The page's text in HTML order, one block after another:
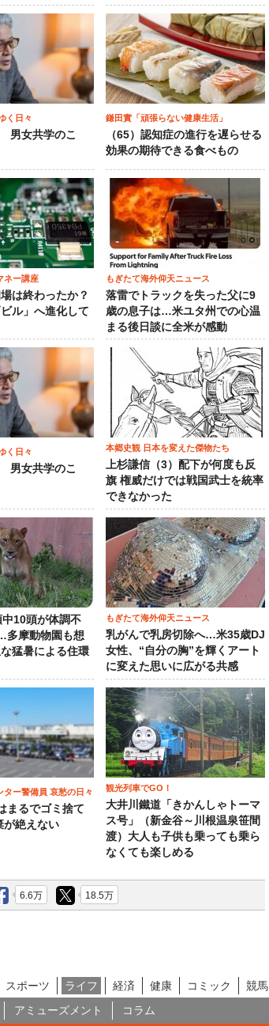
く日々
男女共学のこ
鎌田實「頑張らない健康生活」
（65）認知症の進行を遅らせる
効果の期待できる食べもの
ネー講座
は終わったか？
ル」へ進化して
もぎたて海外仰天ニュース
落雷でトラックを失った父に9
歳の息子は…米ユタ州での心温
まる後日談に全米が感動
く日々
男女共学のこ
本郷史観 日本を変えた傑物たち
上杉謙信（3）配下が何度も反
旗 権威だけでは戦国武士を統率
できなかった
10頭が体調不
多摩動物園も想
猛暑による住環
もぎたて海外仰天ニュース
乳がんで乳房切除へ…米35歳DJ
女性、“自分の胸”を輝くアート
に変えた思いに広がる共感
ター警備員 哀愁の日々
まるでゴミ捨て
が絶えない
観光列車でGO！
大井川鐵道「きかんしゃトーマ
ス号」（新金谷～川根温泉笹間
渡）大人も子供も乗っても乗ら
なくても楽しめる
6.6万 18.5万
スポーツ ライフ 経済 健康 コミック 競馬
アミューズメント コラム